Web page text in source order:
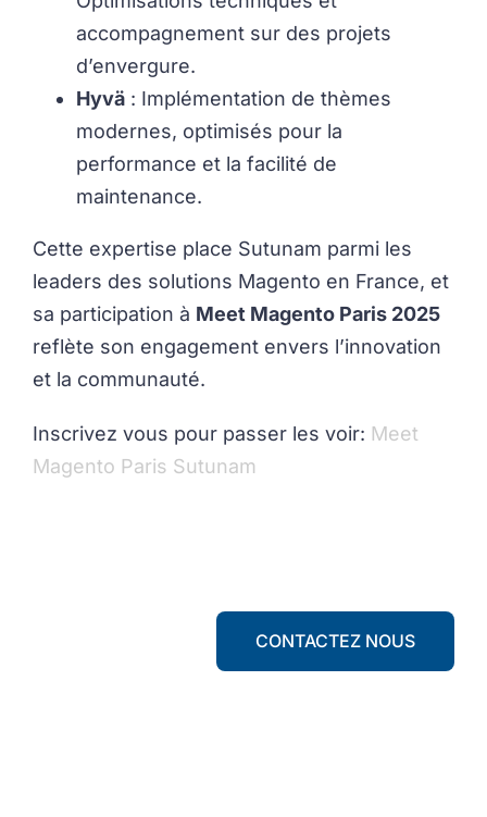
accompagnement sur des projets
d’envergure.
Hyvä: Implémentation de thèmes
modernes, optimisés pour la
performance et la facilité de
maintenance.
Cette expertise place Sutunam parmi les
leaders des solutions Magento en France, et
sa participation à Meet Magento Paris 2025
reflète son engagement envers l’innovation
et la communauté.
Inscrivez vous pour passer les voir: Meet
Magento Paris Sutunam
CONTACTEZ NOUS